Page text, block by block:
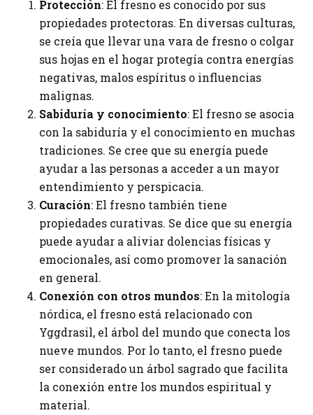
Protección: El fresno es conocido por sus
propiedades protectoras. En diversas culturas,
se creía que llevar una vara de fresno o colgar
sus hojas en el hogar protegía contra energías
negativas, malos espíritus o influencias
malignas.
Sabiduría y conocimiento: El fresno se asocia
con la sabiduría y el conocimiento en muchas
tradiciones. Se cree que su energía puede
ayudar a las personas a acceder a un mayor
entendimiento y perspicacia.
Curación: El fresno también tiene
propiedades curativas. Se dice que su energía
puede ayudar a aliviar dolencias físicas y
emocionales, así como promover la sanación
en general.
Conexión con otros mundos: En la mitología
nórdica, el fresno está relacionado con
Yggdrasil, el árbol del mundo que conecta los
nueve mundos. Por lo tanto, el fresno puede
ser considerado un árbol sagrado que facilita
la conexión entre los mundos espiritual y
material.